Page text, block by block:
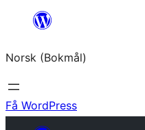
Hopp
innhold
Norsk (Bokmål)
Få WordPress